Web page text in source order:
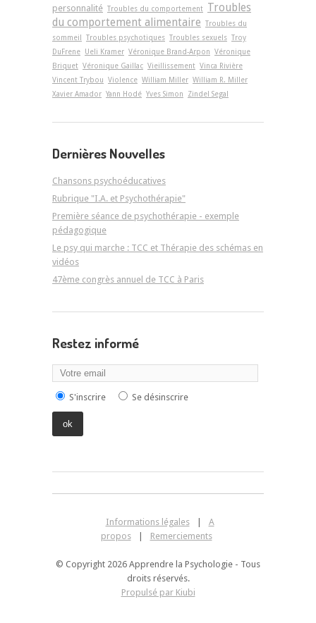
personnalité Troubles du comportement Troubles
du comportement alimentaire Troubles du
sommeil Troubles psychotiques Troubles sexuels Troy
DuFrene Ueli Kramer Véronique Brand-Arpon Véronique
Briquet Véronique Gaillac Vieillissement Vinca Rivière
Vincent Trybou Violence William Miller William R. Miller
Xavier Amador Yann Hodé Yves Simon Zindel Segal
Dernières Nouvelles
Chansons psychoéducatives
Rubrique "I.A. et Psychothérapie"
Première séance de psychothérapie - exemple
pédagogique
Le psy qui marche : TCC et Thérapie des schémas en
vidéos
47ème congrès annuel de TCC à Paris
Restez informé
S'inscrire Se désinscrire
Informations légales
A
propos
Remerciements
© Copyright 2026 Apprendre la Psychologie - Tous
droits réservés.
Propulsé par Kiubi